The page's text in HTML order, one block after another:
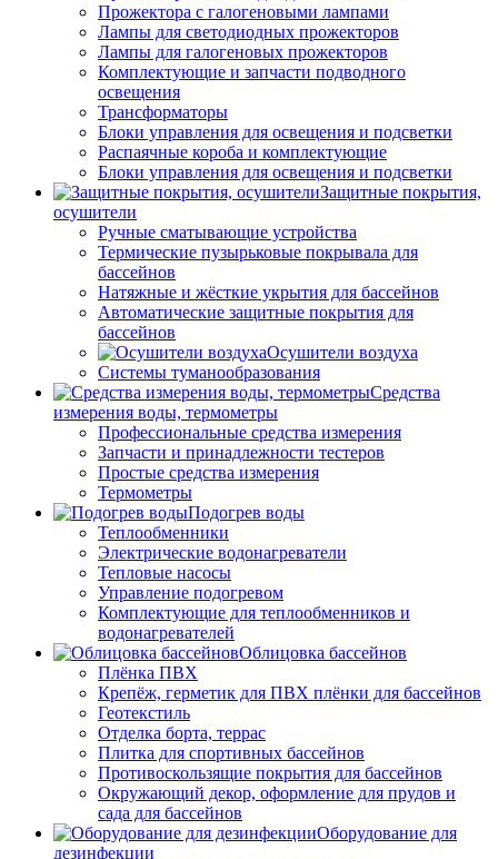
Прожектора с галогеновыми лампами
Лампы для светодиодных прожекторов
Лампы для галогеновых прожекторов
Комплектующие и запчасти подводного
освещения
Трансформаторы
Блоки управления для освещения и подсветки
Распаячные короба и комплектующие
Блоки управления для освещения и подсветки
Защитные покрытия,
осушители
Ручные сматывающие устройства
Термические пузырьковые покрывала для
бассейнов
Натяжные и жёсткие укрытия для бассейнов
Автоматические защитные покрытия для
бассейнов
Осушители воздуха
Системы туманообразования
Средства
измерения воды, термометры
Профессиональные средства измерения
Запчасти и принадлежности тестеров
Простые средства измерения
Термометры
Подогрев воды
Теплообменники
Электрические водонагреватели
Тепловые насосы
Управление подогревом
Комплектующие для теплообменников и
водонагревателей
Облицовка бассейнов
Плёнка ПВХ
Крепёж, герметик для ПВХ плёнки для бассейнов
Геотекстиль
Отделка борта, террас
Плитка для спортивных бассейнов
Противоскользящие покрытия для бассейнов
Окружающий декор, оформление для прудов и
сада для бассейнов
Оборудование для
дезинфекции